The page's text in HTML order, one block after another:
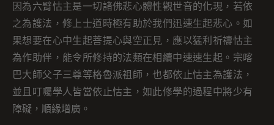
因為六臂怙主是一切諸佛悲心體性觀世音的化現，若依
之為護法，修上士道時極有助於我們迅速生起悲心。如
果想要在心中生起菩提心與空正見，應以猛利祈禱怙主
為作助伴，能令所修持的法類在相續中速速生起。宗喀
巴大師父子三尊等格魯派祖師，也都依止怙主為護法，
並且叮囑學人皆當依止怙主，如此修學的過程中將少有
障礙，順緣增廣。